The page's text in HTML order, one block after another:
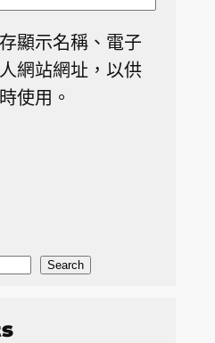
顯示名稱、電子
網站網址，以供
使用。
Search